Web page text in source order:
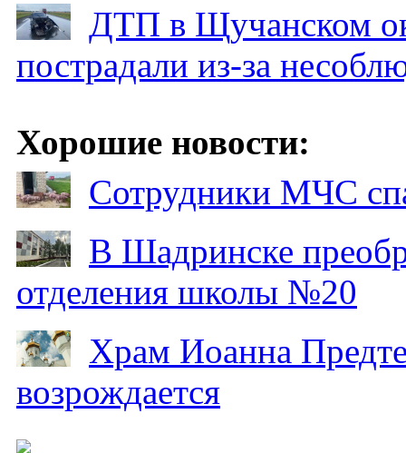
ДТП в Щучанском
пострадали из-за
Хорошие новости:
Сотрудники МЧС
В Шадринске
отделения школы №20
Храм Иоанна
возрождается